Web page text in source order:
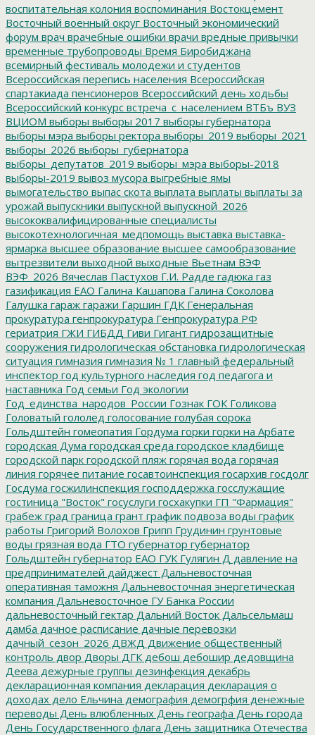
воспитательная колония воспоминания Востокцемент
Восточный военный округ Восточный экономический
форум врач врачебные ошибки врачи вредные привычки
временные трубопроводы Время Биробиджана
всемирный фестиваль молодежи и студентов
Всероссийская перепись населения Всероссийская
спартакиада пенсионеров Всероссийский день ходьбы
Всероссийский конкурс встреча_с_населением ВТБъ ВУЗ
ВЦИОМ выборы выборы 2017 выборы губернатора
выборы мэра выборы ректора выборы_2019 выборы_2021
выборы_2026 выборы_губернатора
выборы_депутатов_2019 выборы_мэра выборы-2018
выборы-2019 вывоз мусора выгребные ямы
вымогательство выпас скота выплата выплаты выплаты за
урожай выпускники выпускной выпускной_2026
высококвалифицированные специалисты
высокотехнологичная_медпомощь выставка выставка-
ярмарка высшее образование высшее самообразование
вытрезвители выходной выходные Вьетнам ВЭФ
ВЭФ_2026 Вячеслав Пастухов Г.И. Радде гадюка газ
газификация ЕАО Галина Кашапова Галина Соколова
Галушка гараж гаражи Гаршин ГДК Генеральная
прокуратура генпрокуратура Генпрокуратура РФ
гериатрия ГЖИ ГИБДД Гиви Гигант гидрозащитные
сооружения гидрологическая обстановка гидрологическая
ситуация гимназия гимназия № 1 главный федеральный
инспектор год культурного наследия год педагога и
наставника Год семьи Год экологии
Год_единства_народов_России Гознак ГОК Голикова
Головатый гололед голосование голубая сорока
Гольдштейн гомеопатия Гордума горки горки на Арбате
городская Дума городская среда городское кладбище
городской парк городской пляж горячая вода горячая
линия горячее питание госавтоинспекция госархив госдолг
Госдума госжилинспекция господдержка госслужащие
гостиница "Восток" госуслуги госхакупки ГП "Фармация"
грабеж град граница грант график подвоза воды график
работы Григорий Волохов Грипп Грудинин грунтовые
воды грязная вода ГТО губернатор губернатор
Гольдштейн губернатор ЕАО ГУК Гулягин Д давление на
предпринимателей дайджест Дальневосточная
оперативная таможня Дальневосточная энергетическая
компания Дальневосточное ГУ Банка России
дальневосточный гектар Дальний Восток Дальсельмаш
дамба дачное расписание дачные перевозки
дачный_сезон_2026 ДВЖД Движение общественный
контроль двор Дворы ДГК дебош дебошир дедовщина
Деева дежурные группы дезинфекция декабрь
декларационная компания декларация декларация о
доходах дело Ельчина демография демогрфия денежные
переводы День влюбленных День географа День города
День Государственного флага День защитника Отечества